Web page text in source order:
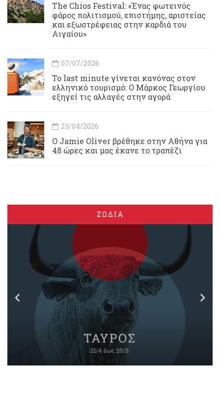
Τhe Chios Festival: «Ένας φωτεινός
φάρος πολιτισμού, επιστήμης, αριστείας
και εξωστρέφειας στην καρδιά του
Αιγαίου»
07/07/2026
Το last minute γίνεται κανόνας στον
ελληνικό τουρισμό: Ο Μάρκος Γεωργίου
εξηγεί τις αλλαγές στην αγορά
23/04/2026
Ο Jamie Oliver βρέθηκε στην Αθήνα για
48 ώρες και μας έκανε το τραπέζι
ΖΩΔΙΑ